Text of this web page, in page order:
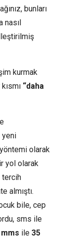
bunları
nasıl
kurmak
“daha
yeni
olarak
yol olarak
tercih
almıştı.
bile, cep
sms ile
mms ile 35